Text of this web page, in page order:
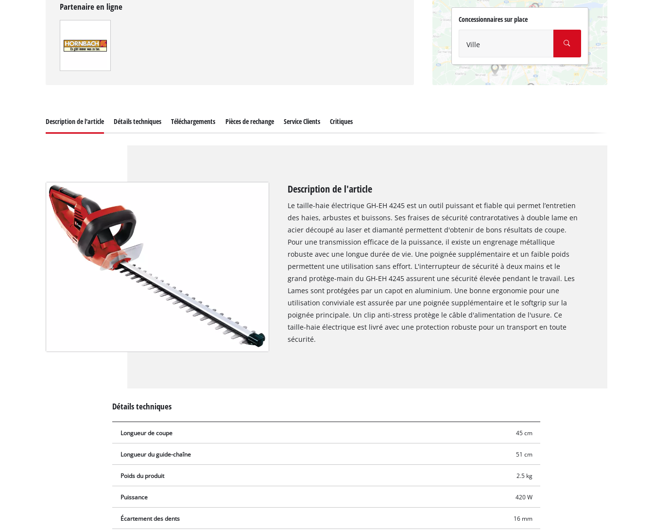
Partenaire en ligne
Concessionnaires sur place
Ville
Description de l'article Détails techniques Téléchargements Pièces de rechange Service Clients Critiques
Description de l'article
Le taille-haie électrique GH-EH 4245 est un outil puissant et fiable qui permet l’entretien
des haies, arbustes et buissons. Ses fraises de sécurité contrarotatives à double lame en
acier découpé au laser et diamanté permettent d'obtenir de bons résultats de coupe.
Pour une transmission efficace de la puissance, il existe un engrenage métallique
robuste avec une longue durée de vie. Une poignée supplémentaire et un faible poids
permettent une utilisation sans effort. L'interrupteur de sécurité à deux mains et le
grand protège-main du GH-EH 4245 assurent une sécurité élevée pendant le travail. Les
Lames sont protégées par un capot en aluminium. Une bonne ergonomie pour une
utilisation conviviale est assurée par une poignée supplémentaire et le softgrip sur la
poignée principale. Un clip anti-stress protège le câble d'alimentation de l'usure. Ce
taille-haie électrique est livré avec une protection robuste pour un transport en toute
sécurité.
Détails techniques
Longueur de coupe 45 cm
Longueur du guide-chaîne 51 cm
Poids du produit 2.5 kg
Puissance 420 W
Écartement des dents 16 mm